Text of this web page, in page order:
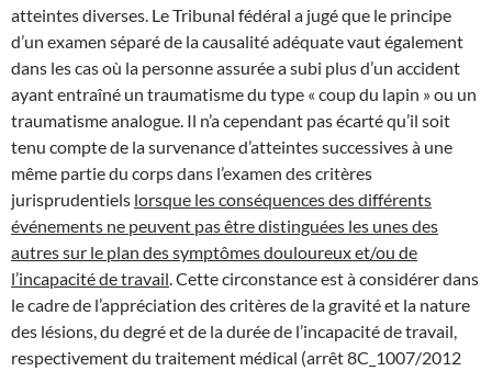
atteintes diverses. Le Tribunal fédéral a jugé que le principe
d’un examen séparé de la causalité adéquate vaut également
dans les cas où la personne assurée a subi plus d’un accident
ayant entraîné un traumatisme du type « coup du lapin » ou un
traumatisme analogue. Il n’a cependant pas écarté qu’il soit
tenu compte de la survenance d’atteintes successives à une
même partie du corps dans l’examen des critères
jurisprudentiels lorsque les conséquences des différents
événements ne peuvent pas être distinguées les unes des
autres sur le plan des symptômes douloureux et/ou de
l’incapacité de travail . Cette circonstance est à considérer dans
le cadre de l’appréciation des critères de la gravité et la nature
des lésions, du degré et de la durée de l’incapacité de travail,
respectivement du traitement médical (arrêt 8C_1007/2012